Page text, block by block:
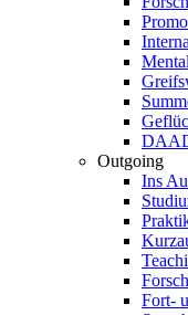
Outgoing
Ins
Fort-